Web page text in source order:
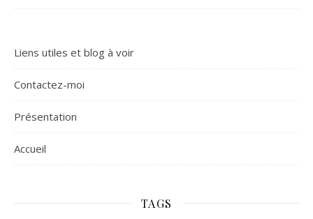
Liens utiles et blog à voir
Contactez-moi
Présentation
Accueil
TAGS